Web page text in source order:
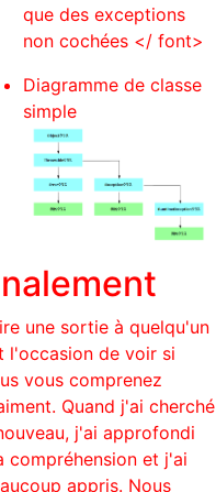
que des exceptions
non cochées </ font>
Diagramme de classe
simple
une sortie à quelqu'un
l'occasion de voir si
vous comprenez
Quand j'ai cherché
j'ai approfondi
compréhension et j'ai
appris. Nous